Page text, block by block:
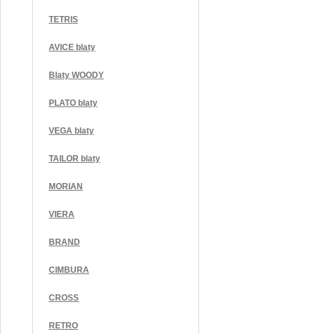
TETRIS
AVICE blaty
Blaty WOODY
PLATO blaty
VEGA blaty
TAILOR blaty
MORIAN
VIERA
BRAND
CIMBURA
CROSS
RETRO